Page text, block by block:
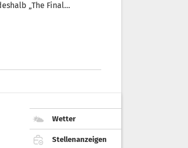
„The Final
Wetter
Stellenanzeigen